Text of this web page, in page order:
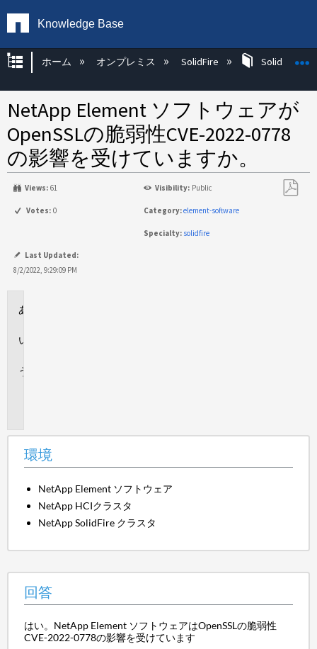
Knowledge Base
グローバル階層を展開/折りたたむ
ホーム オンプレミス SolidFire SolidFire
NetApp Element ソフトウェアが
OpenSSLの脆弱性CVE-2022-0778
の影響を受けていますか。
Views: 61 Visibility: Public
Votes: 0 Category:element-software
Specialty: solidfire
Last Updated:
8/2/2022, 9:29:09 PM
環境
NetApp Element ソフトウェア
NetApp HCIクラスタ
NetApp SolidFire クラスタ
回答
はい。NetApp Element ソフトウェアはOpenSSLの脆弱性
CVE-2022-0778の影響を受けています